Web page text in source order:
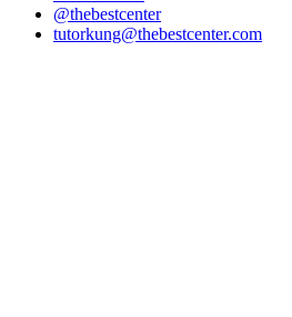
@thebestcenter
tutorkung@thebestcenter.com